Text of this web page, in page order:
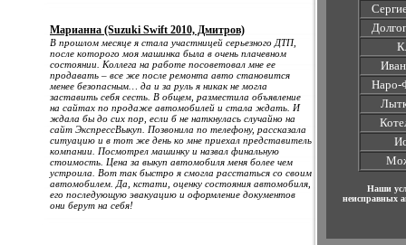
Марианна (Suzuki Swift 2010, Дмитров)
В прошлом месяце я стала участницей серьезного ДТП,
после которого моя машинка была в очень плачевном
состоянии. Коллега на работе посоветовал мне ее
продавать – все же после ремонта авто становится
менее безопасным… да и за руль я никак не могла
заставить себя сесть. В общем, разместила объявление
на сайтах по продаже автомобилей и стала ждать. И
ждала бы до сих пор, если б не наткнулась случайно на
сайт ЭкспрессВыкуп. Позвонила по телефону, рассказала
ситуацию и в тот же день ко мне приехал представитель
компании. Посмотрел машинку и назвал финальную
стоимость. Цена за выкуп автомобиля меня более чем
устроила. Вот так быстро я смогла расстаться со своим
автомобилем. Да, кстати, оценку состояния автомобиля,
его последующую эвакуацию и оформление документов
они берут на себя!
Наро-
Наши
неисправных